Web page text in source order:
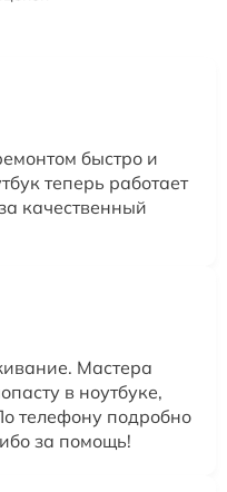
быстро и
теперь работает
качественный
Мастера
в ноутбуке,
телефону подробно
за помощь!